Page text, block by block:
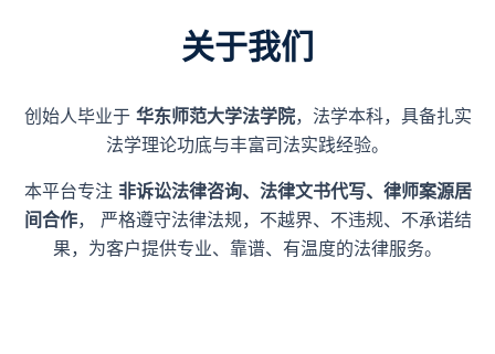
关于我们
创始人毕业于 华东师范大学法学院，法学本科，具备扎实
法学理论功底与丰富司法实践经验。
本平台专注 非诉讼法律咨询、法律文书代写、律师案源居
间合作， 严格遵守法律法规，不越界、不违规、不承诺结
果，为客户提供专业、靠谱、有温度的法律服务。